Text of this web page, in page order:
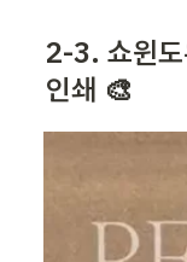
2-3. 쇼윈도
인쇄 🎨